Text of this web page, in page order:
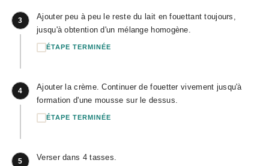
3
Ajouter peu à peu le reste du lait en fouettant toujours,
jusqu'à obtention d'un mélange homogène.
ÉTAPE TERMINÉE
4
Ajouter la crème. Continuer de fouetter vivement jusqu'à
formation d'une mousse sur le dessus.
ÉTAPE TERMINÉE
5 Verser dans 4 tasses.